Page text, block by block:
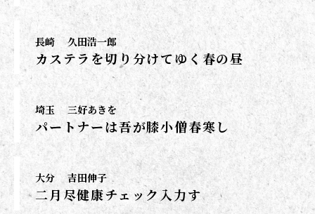
長崎 久田浩一郎
カステラを切り分けてゆく春の昼
埼玉 三好あきを
パートナーは吾が膝小僧春寒し
大分 吉田伸子
二月尽健康チェック入力す